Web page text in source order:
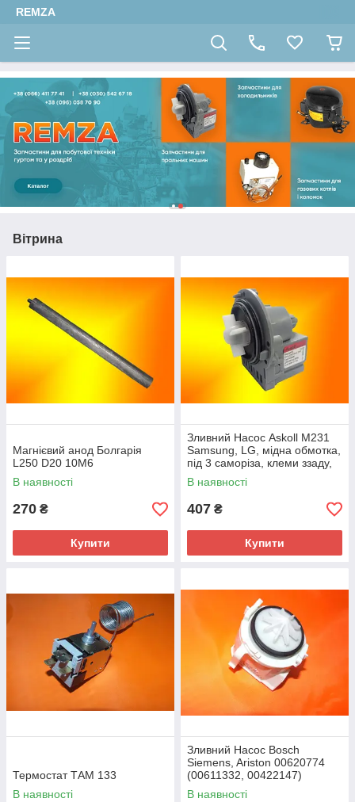
REMZA
Вітрина
Магнієвий анод Болгарія
L250 D20 10M6
В наявності
270 ₴
Купити
Зливний Насос Askoll M231
Samsung, LG, мідна обмотка,
під 3 саморіза, клеми ззаду,
рознесені
В наявності
407 ₴
Купити
Термостат ТАМ 133
В наявності
Зливний Насос Bosch
Siemens, Ariston 00620774
(00611332, 00422147)
Оригінал
В наявності